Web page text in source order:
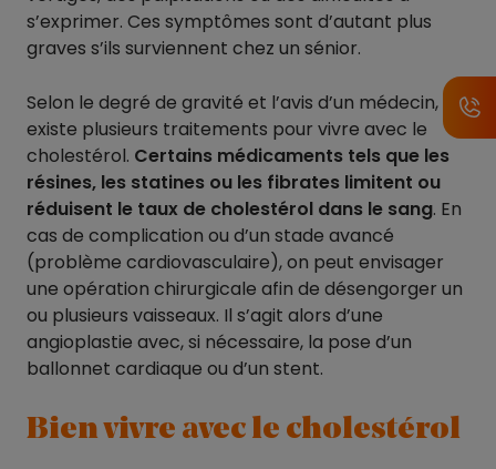
s’exprimer. Ces symptômes sont d’autant plus
graves s’ils surviennent chez un sénior.
Selon le degré de gravité et l’avis d’un médecin, il
existe plusieurs traitements pour vivre avec le
cholestérol. Certains médicaments tels que les
résines, les statines ou les fibrates limitent ou
réduisent le taux de cholestérol dans le sang. En
cas de complication ou d’un stade avancé
(problème cardiovasculaire), on peut envisager
une opération chirurgicale afin de désengorger un
ou plusieurs vaisseaux. Il s’agit alors d’une
angioplastie avec, si nécessaire, la pose d’un
ballonnet cardiaque ou d’un stent.
Bien vivre avec le cholestérol